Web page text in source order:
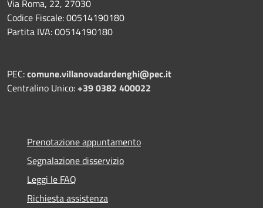
Via Roma, 22, 27030
Codice Fiscale: 00514190180
Partita IVA: 00514190180
PEC:comune.villanovadardenghi@pec.it
Centralino Unico:+39 0382 400022
Prenotazione appuntamento
Segnalazione disservizio
Leggi le FAQ
Richiesta assistenza